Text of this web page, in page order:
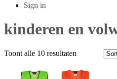
Sign in
kinderen en
Toont alle 10 resultaten Gesorteerd
nieuwste